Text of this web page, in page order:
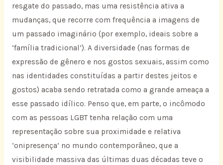
resgate do passado, mas uma resistência ativa a
mudanças, que recorre com frequência a imagens de
um passado imaginário (por exemplo, ideais sobre a
‘família tradicional’). A diversidade (nas formas de
expressão de gênero e nos gostos sexuais, assim como
nas identidades constituídas a partir destes jeitos e
gostos) acaba sendo retratada como a grande ameaça a
esse passado idílico. Penso que, em parte, o incômodo
com as pessoas LGBT tenha relação com uma
representação sobre sua proximidade e relativa
‘onipresença’ no mundo contemporâneo, que a
visibilidade massiva das últimas duas décadas teve o